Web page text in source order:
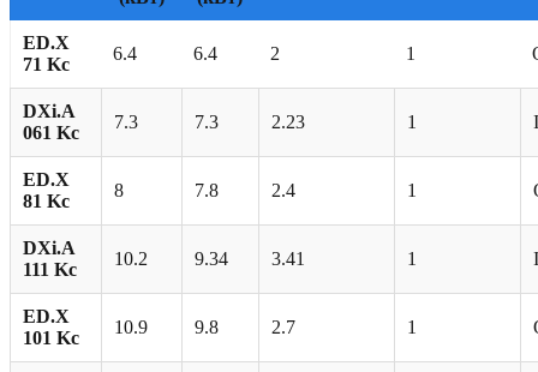
ED.X
71 Kc
6.4 6.4 2 1
DXi.A
061 Kc
7.3 7.3 2.23 1
ED.X
81 Kc
8 7.8 2.4 1
DXi.A
111 Kc
10.2 9.34 3.41 1
ED.X
101 Kc
10.9 9.8 2.7 1